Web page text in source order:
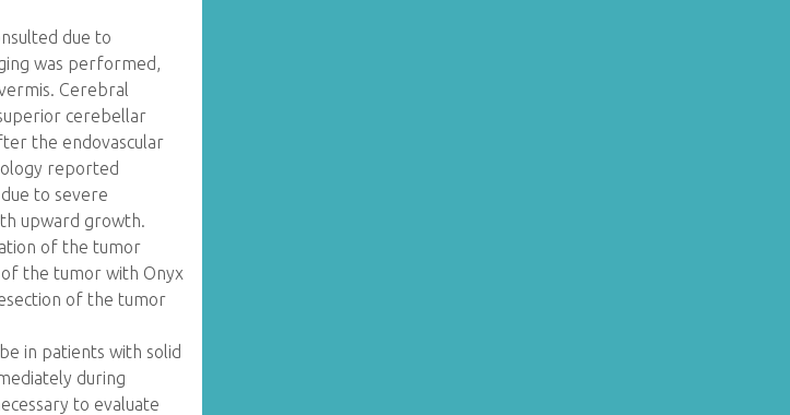
due to
was performed,
Cerebral
cerebellar
the endovascular
reported
to severe
upward growth.
of the tumor
the tumor with Onyx
of the tumor
in patients with solid
during
to evaluate